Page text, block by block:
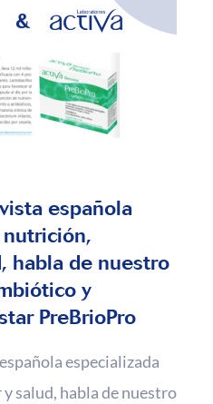
española
habla de nuestro
y
PreBrioPro
especializada
salud, habla de nuestro